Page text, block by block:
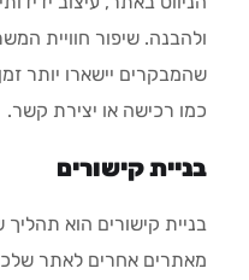
ולהבנה. שיפור חוויית
שהמבקרים יישארו יותר
כמו רכישה או יצירת קשר.
בניית קישורים
בניית קישורים הוא תהליך
מאתרים אחרים לאתר